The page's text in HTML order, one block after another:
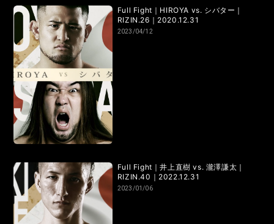
Full Fight｜HIROYA vs. シバター｜
RIZIN.26｜2020.12.31
2023/04/12
Full Fight｜井上直樹 vs. 瀧澤謙太｜
RIZIN.40｜2022.12.31
2023/01/06